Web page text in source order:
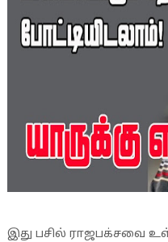
இது பசில் ராஜபக்சவை